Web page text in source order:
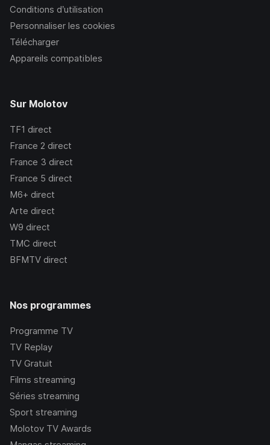
Conditions d’utilisation
Personnaliser les cookies
Télécharger
Appareils compatibles
Sur Molotov
TF1 direct
France 2 direct
France 3 direct
France 5 direct
M6+ direct
Arte direct
W9 direct
TMC direct
BFMTV direct
Nos programmes
Programme TV
TV Replay
TV Gratuit
Films streaming
Séries streaming
Sport streaming
Molotov TV Awards